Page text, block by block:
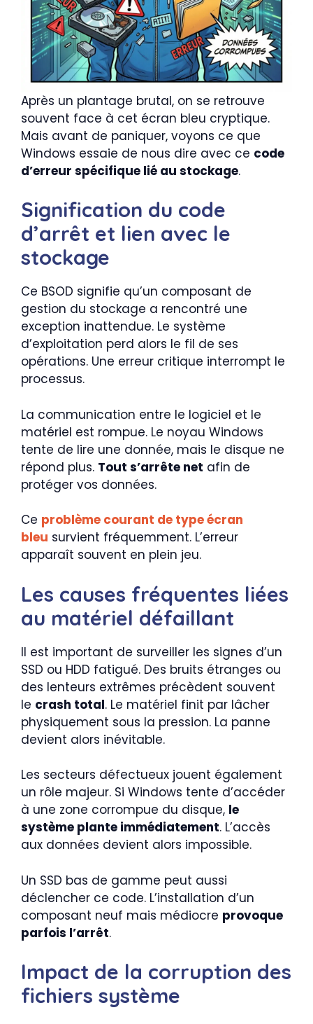
Après un plantage brutal, on se retrouve
souvent face à cet écran bleu cryptique.
Mais avant de paniquer, voyons ce que
Windows essaie de nous dire avec ce code
d’erreur spécifique lié au stockage.
Signification du code
d’arrêt et lien avec le
stockage
Ce BSOD signifie qu’un composant de
gestion du stockage a rencontré une
exception inattendue. Le système
d’exploitation perd alors le fil de ses
opérations. Une erreur critique interrompt le
processus.
La communication entre le logiciel et le
matériel est rompue. Le noyau Windows
tente de lire une donnée, mais le disque ne
répond plus. Tout s’arrête net afin de
protéger vos données.
Ce problème courant de type écran
bleu survient fréquemment. L’erreur
apparaît souvent en plein jeu.
Les causes fréquentes liées
au matériel défaillant
Il est important de surveiller les signes d’un
SSD ou HDD fatigué. Des bruits étranges ou
des lenteurs extrêmes précèdent souvent
le crash total. Le matériel finit par lâcher
physiquement sous la pression. La panne
devient alors inévitable.
Les secteurs défectueux jouent également
un rôle majeur. Si Windows tente d’accéder
à une zone corrompue du disque, le
système plante immédiatement. L’accès
aux données devient alors impossible.
Un SSD bas de gamme peut aussi
déclencher ce code. L’installation d’un
composant neuf mais médiocre provoque
parfois l’arrêt.
Impact de la corruption des
fichiers système